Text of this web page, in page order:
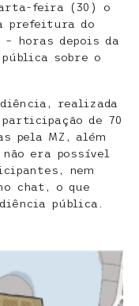
feira (30) o
prefeitura do
– horas depois da
sobre o
realizada
de 70
pela MZ, além
era possível
nem
chat, o que
pública.